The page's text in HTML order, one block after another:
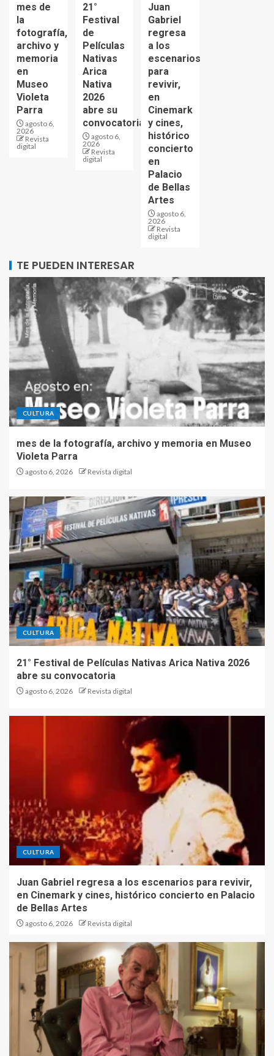
mes de
la
fotografía,
archivo y
memoria
en
Museo
Violeta
Parra
agosto 6,
2026
Revista
digital
21°
Festival
de
Películas
Nativas
Arica
Nativa
2026
abre su
convocatoria
agosto 6,
2026
Revista
digital
Juan
Gabriel
regresa
a los
escenarios
para
revivir,
en
Cinemark
y cines,
histórico
concierto
en
Palacio
de Bellas
Artes
agosto 6,
2026
Revista
digital
TE PUEDEN INTERESAR
CULTURA
mes de la fotografía, archivo y memoria en Museo
Violeta Parra
agosto 6, 2026 Revista digital
CULTURA
21° Festival de Películas Nativas Arica Nativa 2026
abre su convocatoria
agosto 6, 2026 Revista digital
CULTURA
Juan Gabriel regresa a los escenarios para revivir,
en Cinemark y cines, histórico concierto en Palacio
de Bellas Artes
agosto 6, 2026 Revista digital